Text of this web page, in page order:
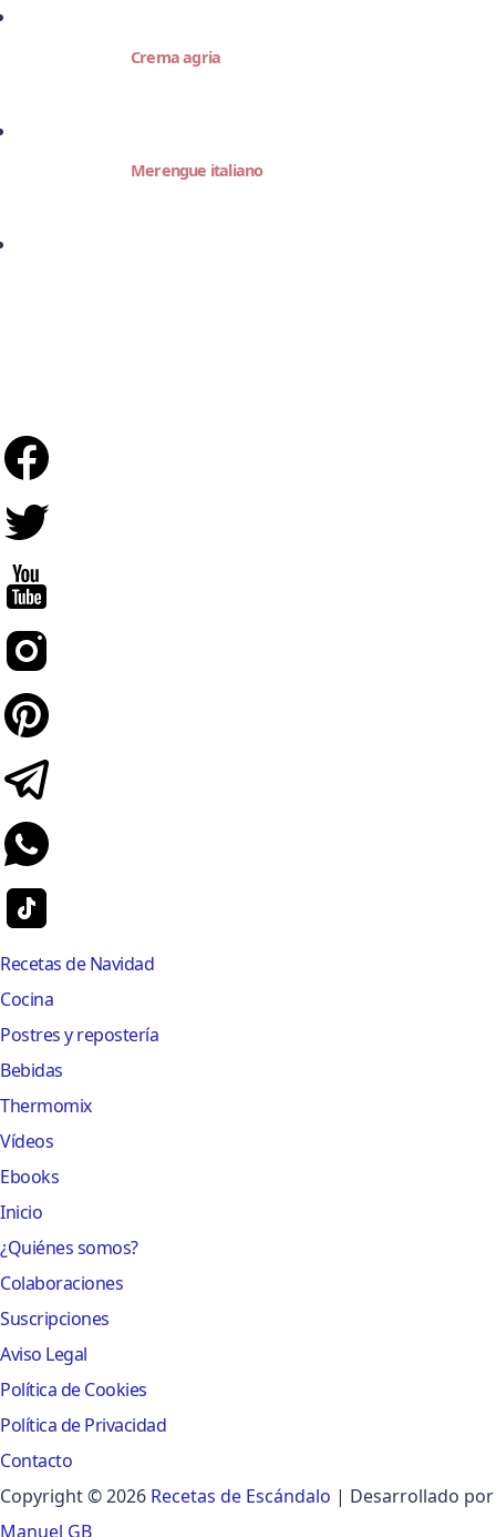
Crema agria
Merengue italiano
Recetas de Navidad
Cocina
Postres y repostería
Bebidas
Thermomix
Vídeos
Ebooks
Inicio
¿Quiénes somos?
Colaboraciones
Suscripciones
Aviso Legal
Política de Cookies
Política de Privacidad
Contacto
Copyright © 2026 Recetas de Escándalo | Desarrollado por
Manuel GB